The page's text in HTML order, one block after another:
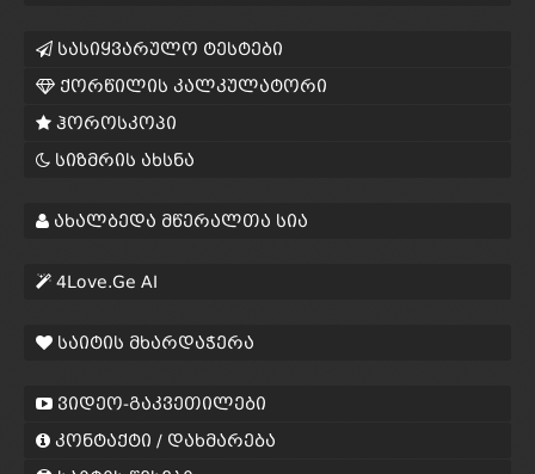
სასიყვარულო ტესტები
ქორწილის კალკულატორი
ჰოროსკოპი
სიზმრის ახსნა
ახალბედა მწერალთა სია
4Love.Ge AI
საიტის მხარდაჭერა
ვიდეო-გაკვეთილები
კონტაქტი / დახმარება